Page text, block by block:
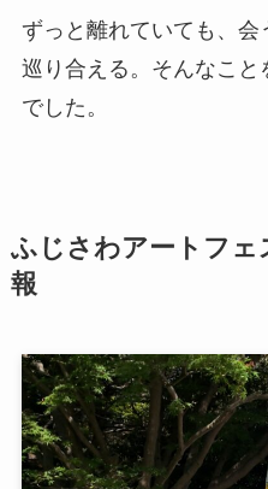
ずっと離れていても、会
巡り合える。そんなこ
でした。
ふじさわアートフェ
報